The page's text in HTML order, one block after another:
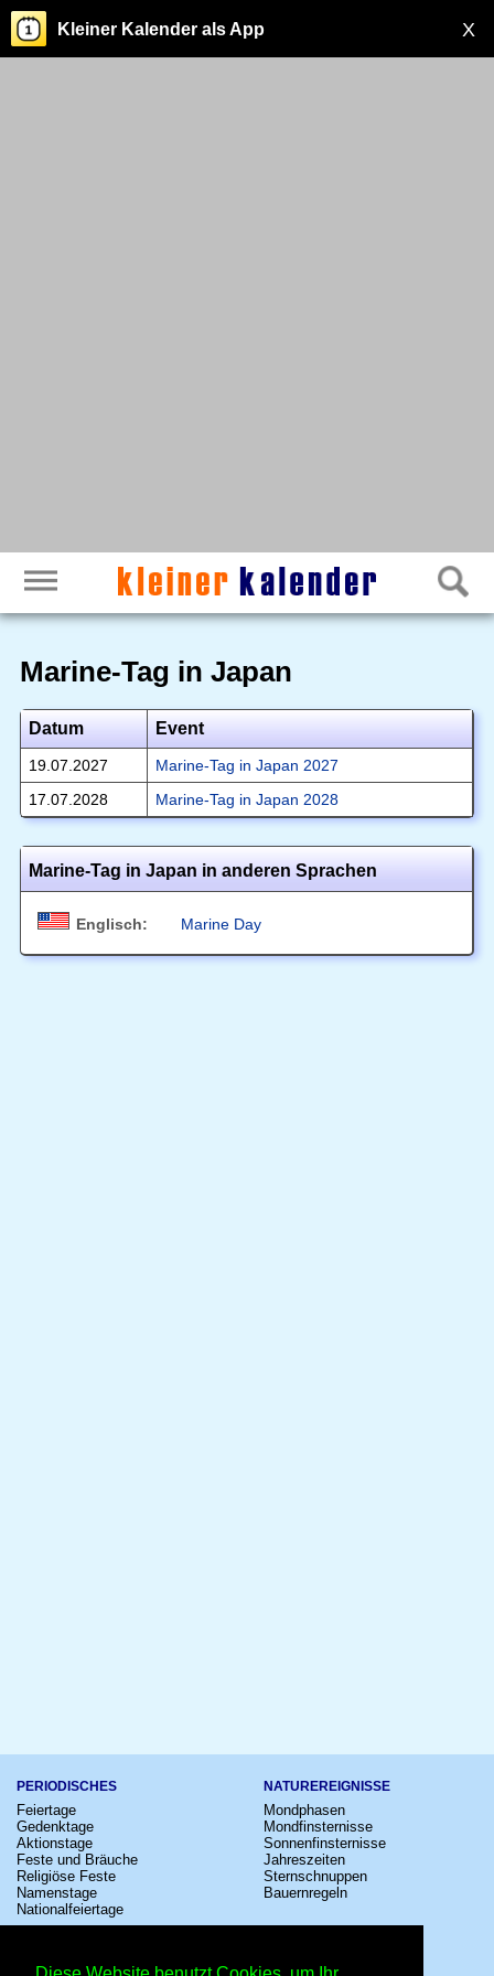
X
Kleiner Kalender als App
Marine-Tag in Japan
Datum Event
19.07.2027
Marine-Tag in Japan 2027
17.07.2028
Marine-Tag in Japan 2028
Marine-Tag in Japan in anderen Sprachen
Englisch: Marine Day
PERIODISCHES
Feiertage
Gedenktage
Aktionstage
Feste und Bräuche
Religiöse Feste
Namenstage
Nationalfeiertage
NATUREREIGNISSE
Mondphasen
Mondfinsternisse
Sonnenfinsternisse
Jahreszeiten
Sternschnuppen
Bauernregeln